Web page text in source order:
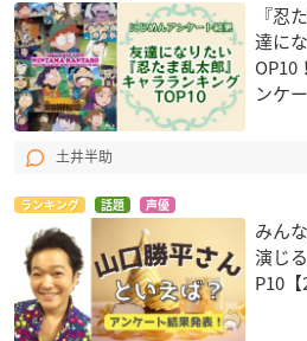
『忍
達に
OP10
ンケ
土井半助
ランキング 話題 声優
みん
演じ
P10【